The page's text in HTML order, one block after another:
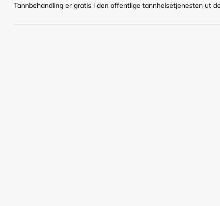
Tannbehandling er gratis i den offentlige tannhelsetjenesten ut